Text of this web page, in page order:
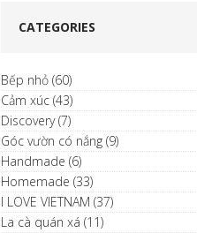
CATEGORIES
Bếp nhỏ (60)
Cảm xúc (43)
Discovery(7)
Góc vườn có nắng (9)
Handmade (6)
Homemade (33)
I LOVE VIETNAM (37)
La cà quán xá (11)